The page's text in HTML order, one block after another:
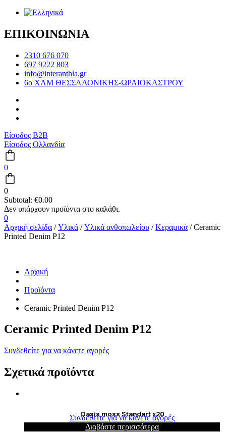
ΕΠΙΚΟΙΝΩΝΙΑ
2310 676 070
697 9222 803
info@interanthia.gr
6ο ΧΛΜ ΘΕΣΣΑΛΟΝΙΚΗΣ-ΩΡΑΙΟΚΑΣΤΡΟΥ
Είσοδος B2B
Είσοδος Ολλανδία
0
0
Subtotal: €0.00
0
Αρχική σελίδα /Υλικά /Υλικά ανθοπωλείου /Κεραμικά / Ceramic
Printed Denim P12
Αρχική
Προϊόντα
Ceramic Printed Denim P12
Ceramic Printed Denim P12
Συνδεθείτε για να κάνετε αγορές
Σχετικά προϊόντα
Oasis moss Standart x20
Συνδεθείτε για να κάνετε αγορές
Διαβάστε περισσότερα